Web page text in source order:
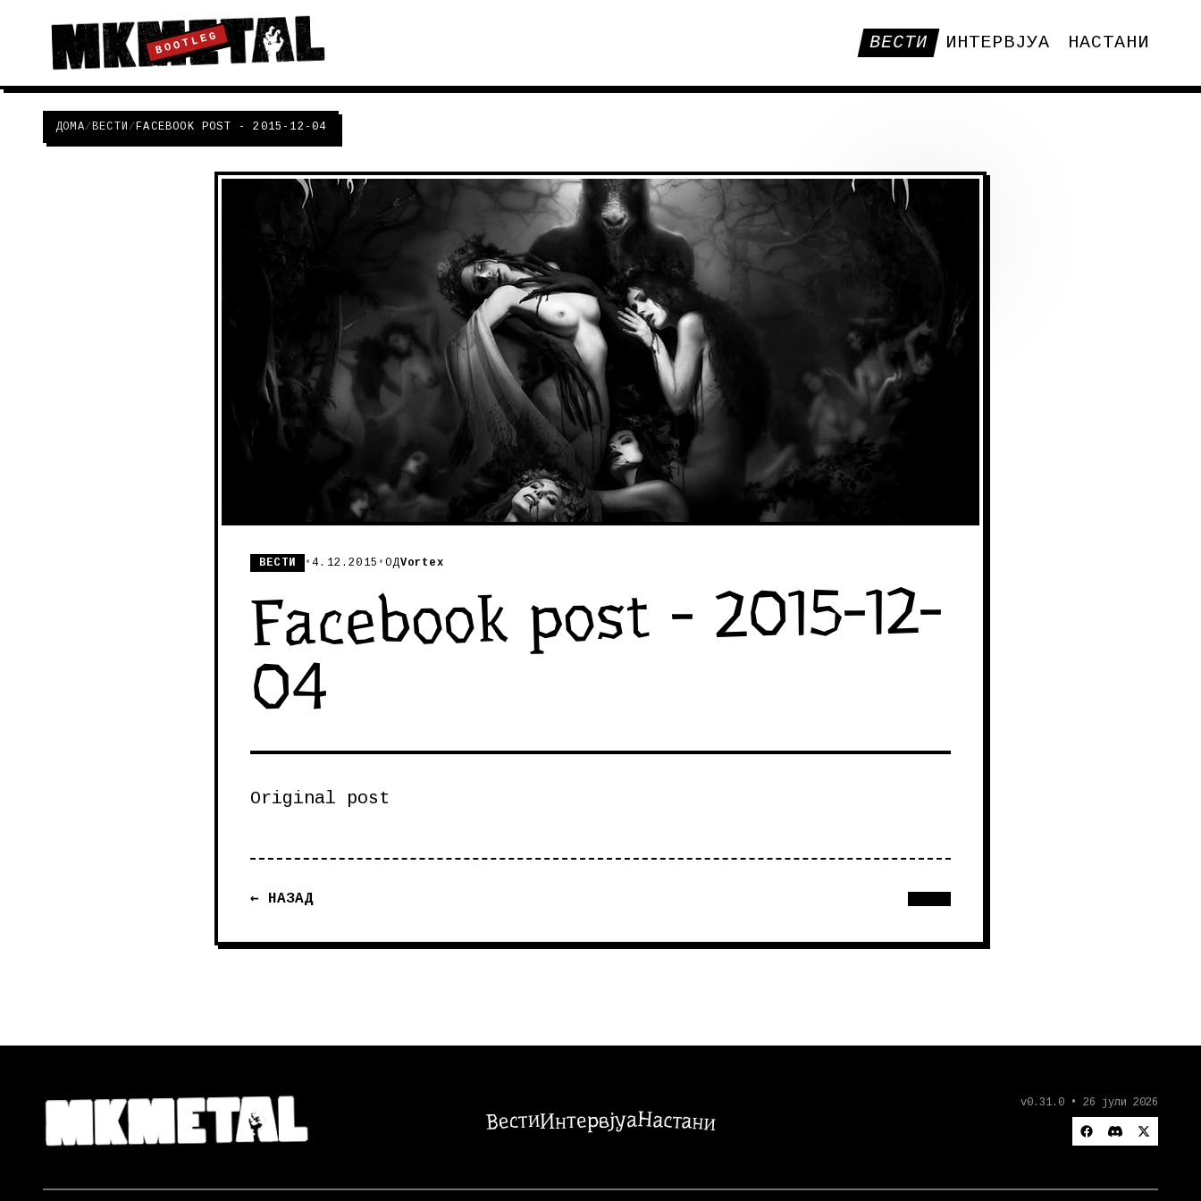
BOOTLEG ВЕСТИ ИНТЕРВЈУА НАСТАНИ
ДОМА/ВЕСТИ /FACEBOOK POST - 2015-12-04
ВЕСТИ •4.12.2015 •ОДVortex
Facebook post - 2015-12-
04
Original post
← НАЗАД
ВестиИнтервјуаНастани
v0.31.0 • 26 јули 2026